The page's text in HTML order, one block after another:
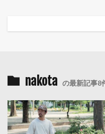
nakota の最新記事8